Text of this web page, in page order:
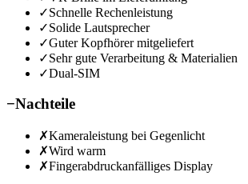
✓Schnelle Rechenleistung
✓Solide Lautsprecher
✓Guter Kopfhörer mitgeliefert
✓Sehr gute Verarbeitung & Materialien
✓Dual-SIM
−Nachteile
✗Kameraleistung bei Gegenlicht
✗Wird warm
✗Fingerabdruckanfälliges Display